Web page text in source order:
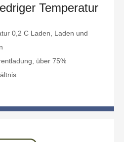
Temperatur
0,2 C Laden, Laden und
über 75%